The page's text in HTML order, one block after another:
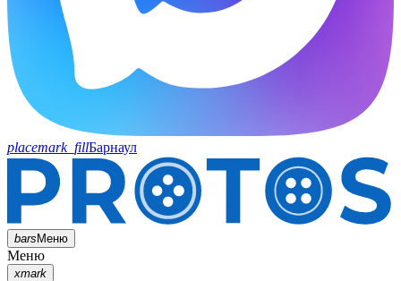
placemark_fillБарнаул
barsМеню
Меню
xmark